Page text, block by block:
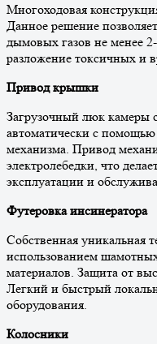
Многоходовая
Данное решение
дымовых газов не менее
разложение токсичных и
Привод крышки
Загрузочный люк камеры
автоматически с
механизма. Привод
электролебедки, что
эксплуатации и
Футеровка инсинератора
Собственная уникальная
использованием
материалов. Защита от
Легкий и быстрый
оборудования.
Колосники